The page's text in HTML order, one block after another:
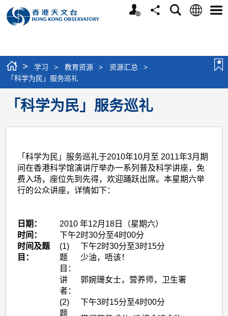
个
分
搜
语
选
> 学习 > 教育资源 > 资源汇总
>
「科学为民」服务巡礼
「科学为民」服务巡礼
「科学为民」服务巡礼于2010年10月至 2011年3月期
间在香港科学馆演讲厅举办一系列普及科学讲座，免
费入场，座位先到先得，欢迎踊跃出席。本星期六举
行的公众讲座，详情如下：
日期：
2010 年12月18日（星期六）
时间：
下午2时30分至4时00分
时间及题
目：
(1)
下午2时30分至3时15分
题
目：
少油，唔该！
讲
者：
郭婉珊女士，营养师，卫生署
(2)
下午3时15分至4时00分
题